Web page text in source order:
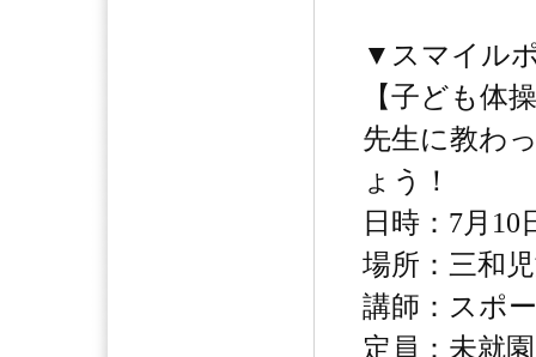
▼スマイル
【子ども体
先生に教わ
ょう！
日時：7月10
場所：三和
講師：スポ
定員：未就